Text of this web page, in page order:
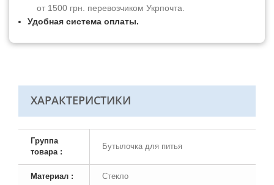
от 1500 грн. перевозчиком Укрпочта.
Удобная система оплаты.
ХАРАКТЕРИСТИКИ
Группа
товара :
Бутылочка для питья
Материал : Стекло